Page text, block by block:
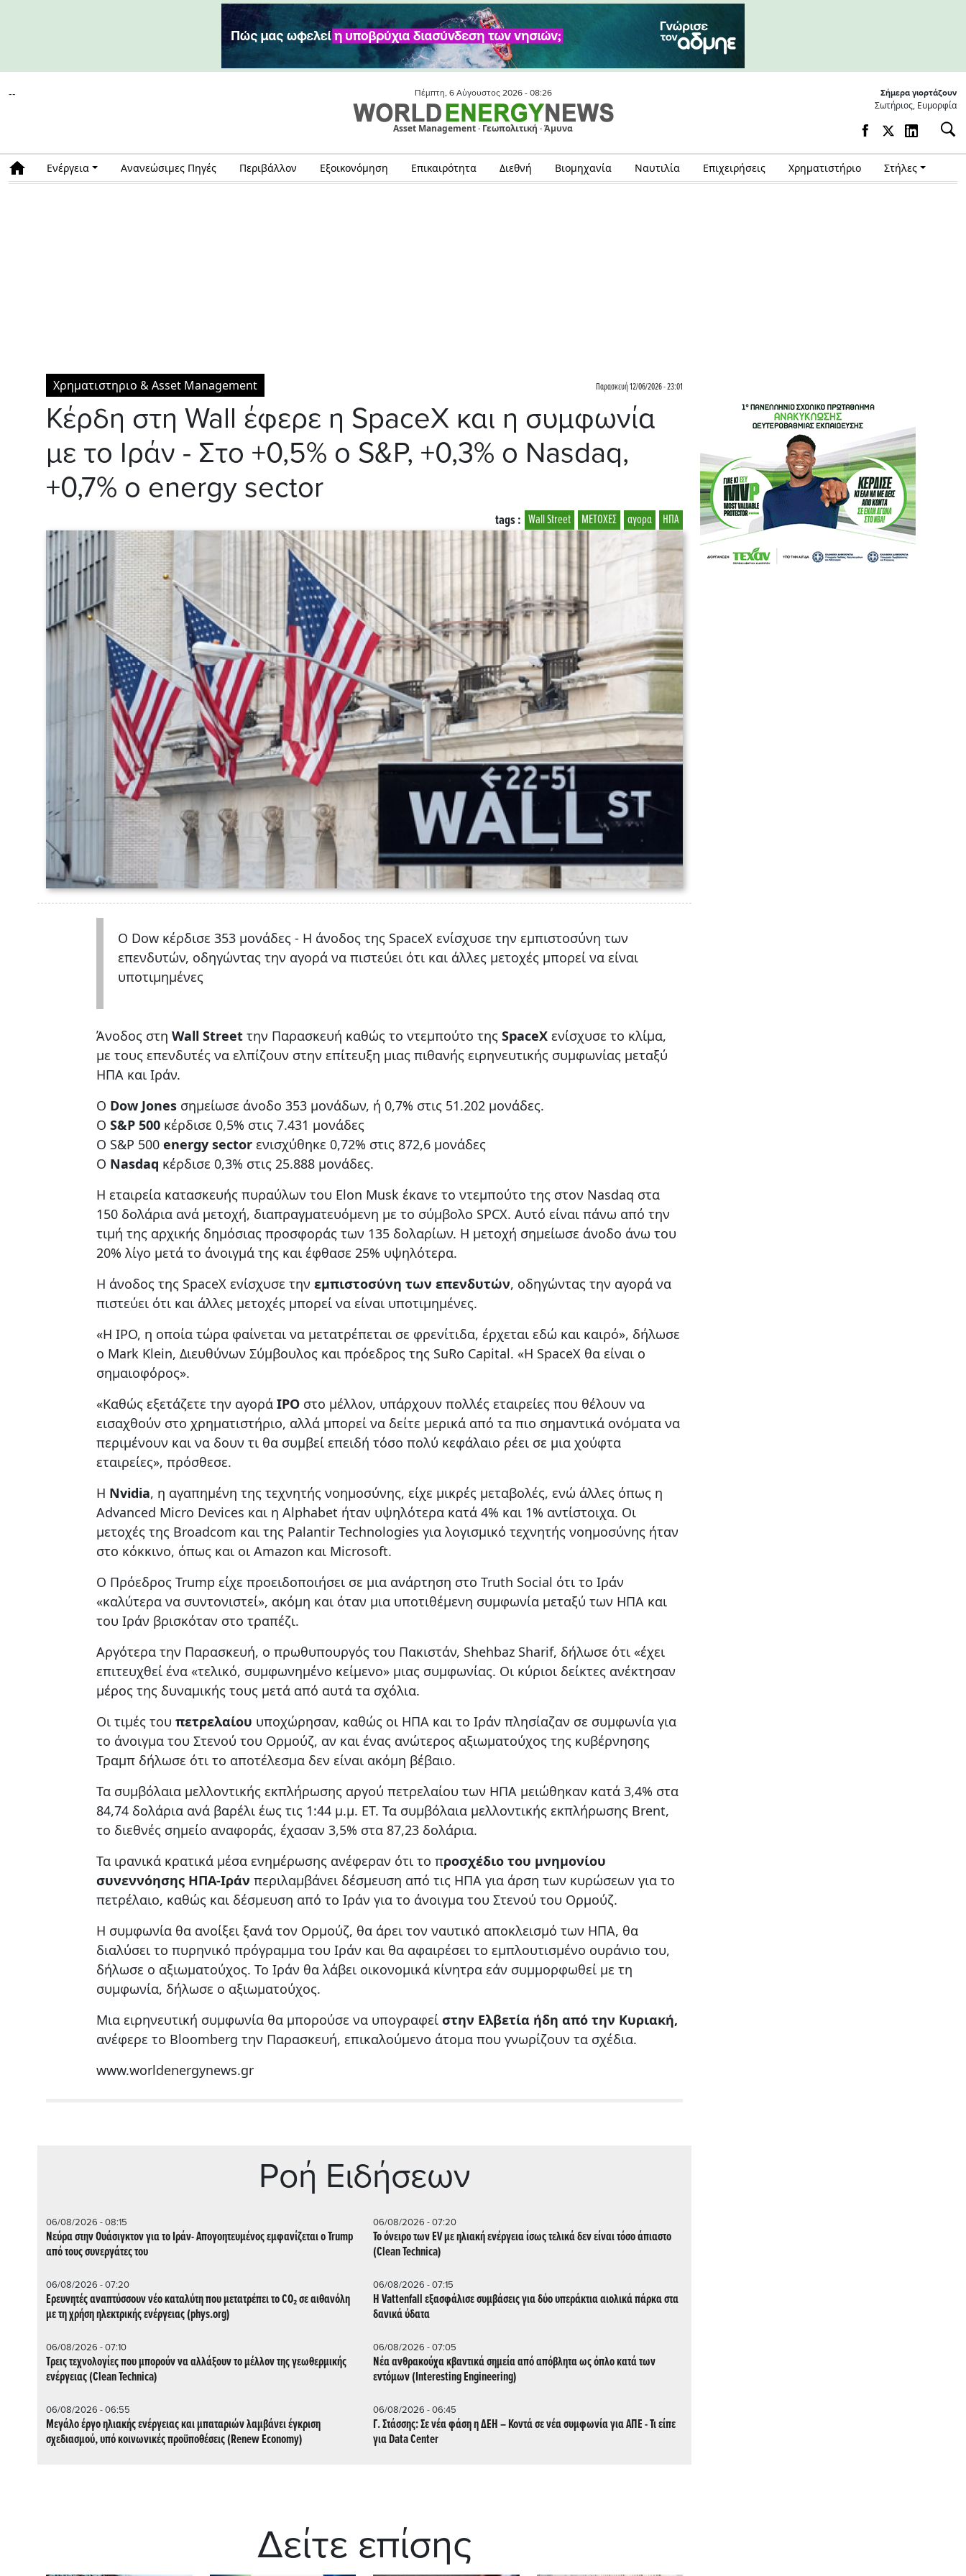
-- Πέμπτη, 6 Αύγουστος 2026 - 08:26
Asset Management · Γεωπολιτική · Άμυνα
Σήμερα γιορτάζουν
Σωτήριος, Ευμορφία
Ενέργεια Ανανεώσιμες Πηγές Περιβάλλον Εξοικονόμηση Επικαιρότητα Διεθνή Βιομηχανία Ναυτιλία Επιχειρήσεις Χρηματιστήριο Στήλες
Χρηματιστηριο & Asset Management Παρασκευή 12/06/2026 - 23:01
Κέρδη στη Wall έφερε η SpaceX και η συμφωνία
με το Ιράν - Στο +0,5% ο S&P, +0,3% ο Nasdaq,
+0,7% ο energy sector
ΗΠΑ
αγορα
ΜΕΤΟΧΕΣ
Wall Street
tags :
Ο Dow κέρδισε 353 μονάδες - Η άνοδος της SpaceX ενίσχυσε την εμπιστοσύνη των
επενδυτών, οδηγώντας την αγορά να πιστεύει ότι και άλλες μετοχές μπορεί να είναι
υποτιμημένες
Άνοδος στη Wall Street την Παρασκευή καθώς το ντεμπούτο της SpaceX ενίσχυσε το κλίμα,
με τους επενδυτές να ελπίζουν στην επίτευξη μιας πιθανής ειρηνευτικής συμφωνίας μεταξύ
ΗΠΑ και Ιράν.
Ο Dow Jones σημείωσε άνοδο 353 μονάδων, ή 0,7% στις 51.202 μονάδες.
Ο S&P 500 κέρδισε 0,5% στις 7.431 μονάδες
Ο S&P 500 energy sector ενισχύθηκε 0,72% στις 872,6 μονάδες
O Nasdaq κέρδισε 0,3% στις 25.888 μονάδες.
Η εταιρεία κατασκευής πυραύλων του Elon Musk έκανε το ντεμπούτο της στον Nasdaq στα
150 δολάρια ανά μετοχή, διαπραγματευόμενη με το σύμβολο SPCX. Αυτό είναι πάνω από την
τιμή της αρχικής δημόσιας προσφοράς των 135 δολαρίων. Η μετοχή σημείωσε άνοδο άνω του
20% λίγο μετά το άνοιγμά της και έφθασε 25% υψηλότερα.
Η άνοδος της SpaceX ενίσχυσε την εμπιστοσύνη των επενδυτών, οδηγώντας την αγορά να
πιστεύει ότι και άλλες μετοχές μπορεί να είναι υποτιμημένες.
«Η IPO, η οποία τώρα φαίνεται να μετατρέπεται σε φρενίτιδα, έρχεται εδώ και καιρό», δήλωσε
ο Mark Klein, Διευθύνων Σύμβουλος και πρόεδρος της SuRo Capital. «Η SpaceX θα είναι ο
σημαιοφόρος».
«Καθώς εξετάζετε την αγορά IPO στο μέλλον, υπάρχουν πολλές εταιρείες που θέλουν να
εισαχθούν στο χρηματιστήριο, αλλά μπορεί να δείτε μερικά από τα πιο σημαντικά ονόματα να
περιμένουν και να δουν τι θα συμβεί επειδή τόσο πολύ κεφάλαιο ρέει σε μια χούφτα
εταιρείες», πρόσθεσε.
Η Nvidia, η αγαπημένη της τεχνητής νοημοσύνης, είχε μικρές μεταβολές, ενώ άλλες όπως η
Advanced Micro Devices και η Alphabet ήταν υψηλότερα κατά 4% και 1% αντίστοιχα. Οι
μετοχές της Broadcom και της Palantir Technologies για λογισμικό τεχνητής νοημοσύνης ήταν
στο κόκκινο, όπως και οι Amazon και Microsoft.
Ο Πρόεδρος Trump είχε προειδοποιήσει σε μια ανάρτηση στο Truth Social ότι το Ιράν
«καλύτερα να συντονιστεί», ακόμη και όταν μια υποτιθέμενη συμφωνία μεταξύ των ΗΠΑ και
του Ιράν βρισκόταν στο τραπέζι.
Αργότερα την Παρασκευή, ο πρωθυπουργός του Πακιστάν, Shehbaz Sharif, δήλωσε ότι «έχει
επιτευχθεί ένα «τελικό, συμφωνημένο κείμενο» μιας συμφωνίας. Οι κύριοι δείκτες ανέκτησαν
μέρος της δυναμικής τους μετά από αυτά τα σχόλια.
Οι τιμές του πετρελαίου υποχώρησαν, καθώς οι ΗΠΑ και το Ιράν πλησίαζαν σε συμφωνία για
το άνοιγμα του Στενού του Ορμούζ, αν και ένας ανώτερος αξιωματούχος της κυβέρνησης
Τραμπ δήλωσε ότι το αποτέλεσμα δεν είναι ακόμη βέβαιο.
Τα συμβόλαια μελλοντικής εκπλήρωσης αργού πετρελαίου των ΗΠΑ μειώθηκαν κατά 3,4% στα
84,74 δολάρια ανά βαρέλι έως τις 1:44 μ.μ. ET. Τα συμβόλαια μελλοντικής εκπλήρωσης Brent,
το διεθνές σημείο αναφοράς, έχασαν 3,5% στα 87,23 δολάρια.
Τα ιρανικά κρατικά μέσα ενημέρωσης ανέφεραν ότι το προσχέδιο του μνημονίου
συνεννόησης ΗΠΑ-Ιράν περιλαμβάνει δέσμευση από τις ΗΠΑ για άρση των κυρώσεων για το
πετρέλαιο, καθώς και δέσμευση από το Ιράν για το άνοιγμα του Στενού του Ορμούζ.
Η συμφωνία θα ανοίξει ξανά τον Ορμούζ, θα άρει τον ναυτικό αποκλεισμό των ΗΠΑ, θα
διαλύσει το πυρηνικό πρόγραμμα του Ιράν και θα αφαιρέσει το εμπλουτισμένο ουράνιο του,
δήλωσε ο αξιωματούχος. Το Ιράν θα λάβει οικονομικά κίνητρα εάν συμμορφωθεί με τη
συμφωνία, δήλωσε ο αξιωματούχος.
Μια ειρηνευτική συμφωνία θα μπορούσε να υπογραφεί στην Ελβετία ήδη από την Κυριακή,
ανέφερε το Bloomberg την Παρασκευή, επικαλούμενο άτομα που γνωρίζουν τα σχέδια.
www.worldenergynews.gr
Ρoή Ειδήσεων
06/08/2026 - 08:15
Νεύρα στην Ουάσιγκτον για το Ιράν- Απογοητευμένος εμφανίζεται ο Trump
από τους συνεργάτες του
06/08/2026 - 07:20
Το όνειρο των EV με ηλιακή ενέργεια ίσως τελικά δεν είναι τόσο άπιαστο
(Clean Technica)
06/08/2026 - 07:20
Ερευνητές αναπτύσσουν νέο καταλύτη που μετατρέπει το CO₂ σε αιθανόλη
με τη χρήση ηλεκτρικής ενέργειας (phys.org)
06/08/2026 - 07:15
Η Vattenfall εξασφάλισε συμβάσεις για δύο υπεράκτια αιολικά πάρκα στα
δανικά ύδατα
06/08/2026 - 07:10
Τρεις τεχνολογίες που μπορούν να αλλάξουν το μέλλον της γεωθερμικής
ενέργειας (Clean Technica)
06/08/2026 - 07:05
Νέα ανθρακούχα κβαντικά σημεία από απόβλητα ως όπλο κατά των
εντόμων (Interesting Engineering)
06/08/2026 - 06:55
Μεγάλο έργο ηλιακής ενέργειας και μπαταριών λαμβάνει έγκριση
σχεδιασμού, υπό κοινωνικές προϋποθέσεις (Renew Economy)
06/08/2026 - 06:45
Γ. Στάσσης: Σε νέα φάση η ΔΕΗ – Κοντά σε νέα συμφωνία για ΑΠΕ - Τι είπε
για Data Center
Δείτε επίσης